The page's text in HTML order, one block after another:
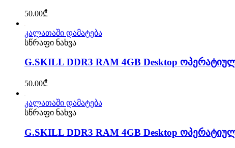
50.00₾
კალათაში დამატება
სწრაფი ნახვა
G.SKILL DDR3 RAM 4GB Desktop
50.00₾
კალათაში დამატება
სწრაფი ნახვა
G.SKILL DDR3 RAM 4GB Desktop